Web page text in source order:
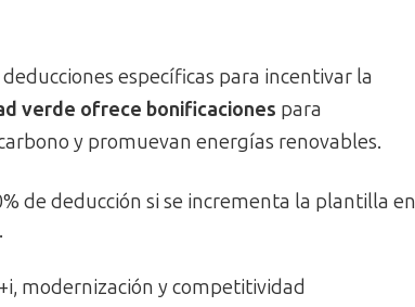
específicas para incentivar la
verde ofrece bonificaciones para
y promuevan energías renovables.
de deducción si se incrementa la plantilla en
modernización y competitividad